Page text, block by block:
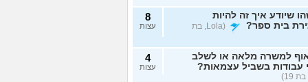
שיודע איך זה להיות
בית ספר?
(Lola, בת
8
עצות
למשרה מלאה או לשלב
עבודות בשביל עצמאות?
19)
4
עצות